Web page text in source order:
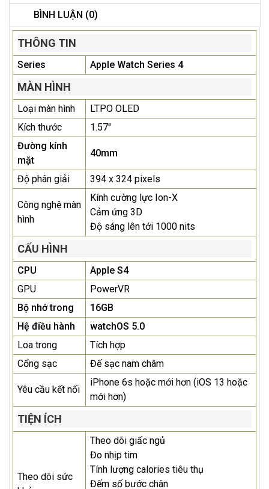
BÌNH LUẬN (0)
THÔNG TIN
Series Apple Watch Series 4
MÀN HÌNH
Loại màn hình
LTPO OLED
Kích thước
1.57"
Đường kính
mặt
40mm
Độ phân giải 394 x 324 pixels
Công nghệ màn
hình
Kính cường lực Ion-X
Cảm ứng 3D
Độ sáng lên tới 1000 nits
CẤU HÌNH
CPU
Apple S4
GPU
PowerVR
Bộ nhớ trong
16GB
Hệ điều hành
watchOS 5.0
Loa trong
Tích hợp
Cổng sạc
Đế sạc nam châm
Yêu cầu kết nối
iPhone 6s hoặc mới hơn (iOS 13 hoặc
mới hơn)
TIỆN ÍCH
Theo dõi sức
Theo dõi giấc ngủ
Đo nhịp tim
Tính lượng calories tiêu thụ
Đếm số bước chân